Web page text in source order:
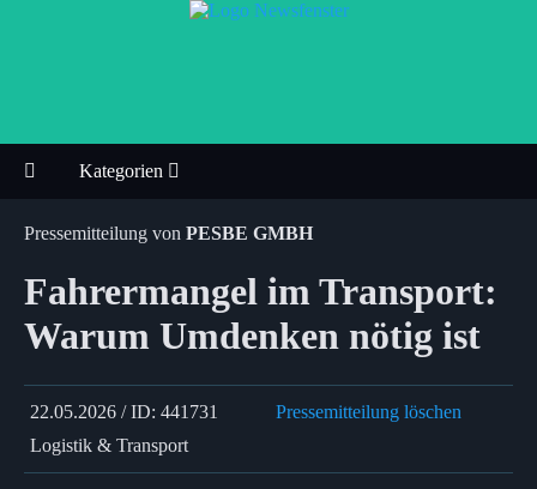
Kategorien
Pressemitteilung von PESBE GMBH
Fahrermangel im Transport:
Warum Umdenken nötig ist
22.05.2026 / ID: 441731
Pressemitteilung löschen
Logistik & Transport